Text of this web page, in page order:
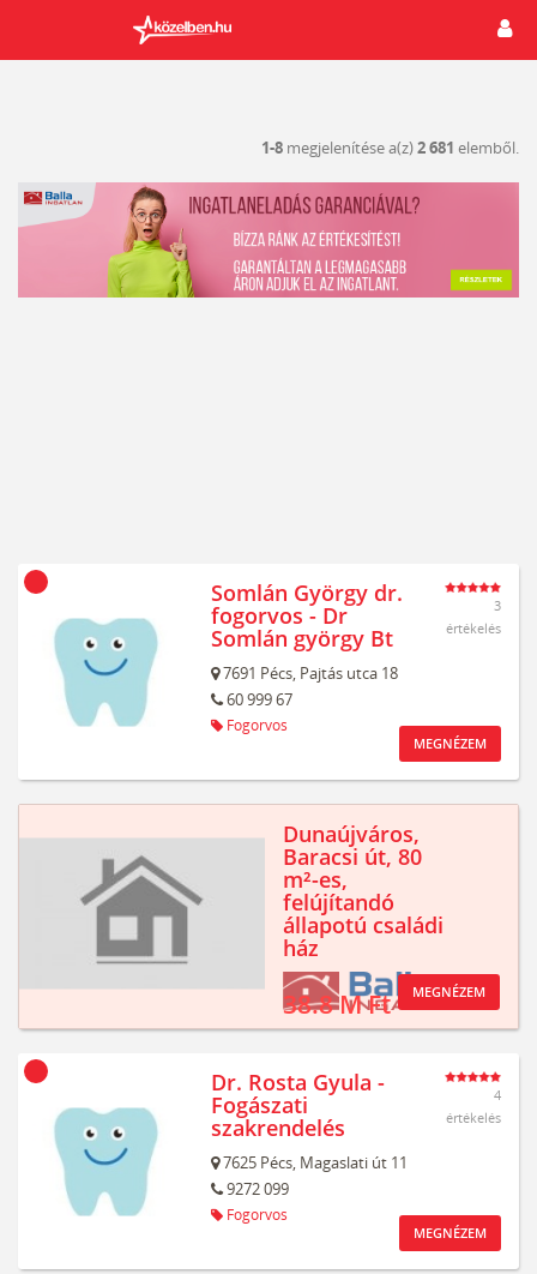
1-8 megjelenítése a(z)2 681 elemből.
Somlán György dr.
fogorvos - Dr
Somlán györgy Bt
7691 Pécs, Pajtás utca 18
60 999 67
Fogorvos
3
értékelés
MEGNÉZEM
Dunaújváros,
Baracsi út, 80
m²-es,
felújítandó
állapotú családi
ház
38.8 M Ft MEGNÉZEM
Dr. Rosta Gyula -
Fogászati
szakrendelés
7625 Pécs, Magaslati út 11
9272 099
Fogorvos
4
értékelés
MEGNÉZEM